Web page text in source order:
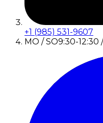
+1 (985) 531-9607
MO / SO9:30-12:30